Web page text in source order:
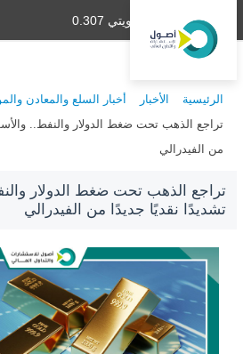
دينار كويتي 0.307
الرئيسية الأخبار
أخبار السلع والمعادن
تراجع الذهب تحت ضغط الدولار والنفط..
من الفيدرالي
تراجع الذهب تحت ضغط الدولار
تشديدًا نقديًا جديدًا من الفيدرالي